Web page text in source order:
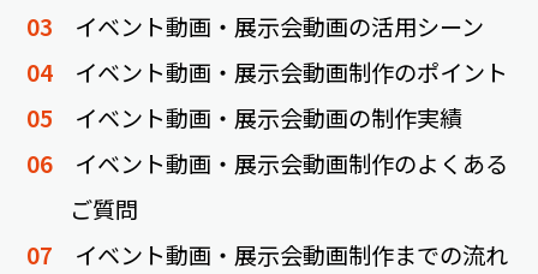
イベント動画・展示会動画の活用シーン
イベント動画・展示会動画制作のポイント
イベント動画・展示会動画の制作実績
イベント動画・展示会動画制作のよくある
ご質問
イベント動画・展示会動画制作までの流れ